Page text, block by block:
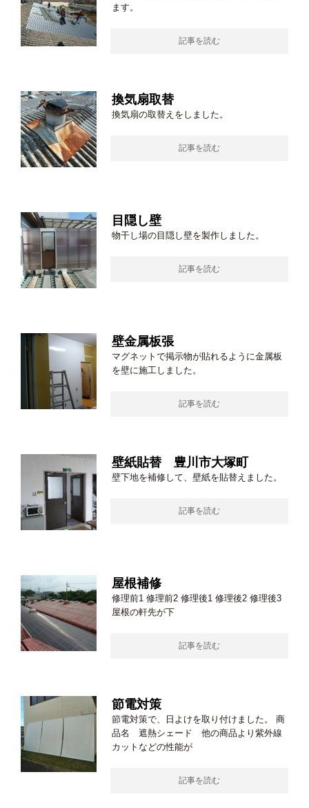
ます。
記事を読む
換気扇取替
換気扇の取替えをしました。
記事を読む
目隠し壁
物干し場の目隠し壁を製作しました。
記事を読む
壁金属板張
マグネットで掲示物が貼れるように金属板
を壁に施工しました。
記事を読む
壁紙貼替 豊川市大塚町
壁下地を補修して、壁紙を貼替えました。
記事を読む
屋根補修
修理前1 修理前2 修理後1 修理後2 修理後3
屋根の軒先が下
記事を読む
節電対策
節電対策で、日よけを取り付けました。 商
品名 遮熱シェード 他の商品より紫外線
カットなどの性能が
記事を読む